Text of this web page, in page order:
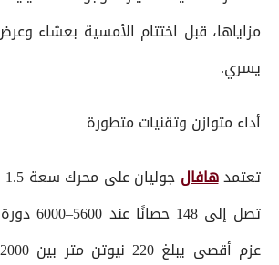
مزاياها، قبل اختتام الأمسية بعشاء
يسري.
أداء متوازن وتقنيات متطورة
تعتمدهافال
تصل إلى